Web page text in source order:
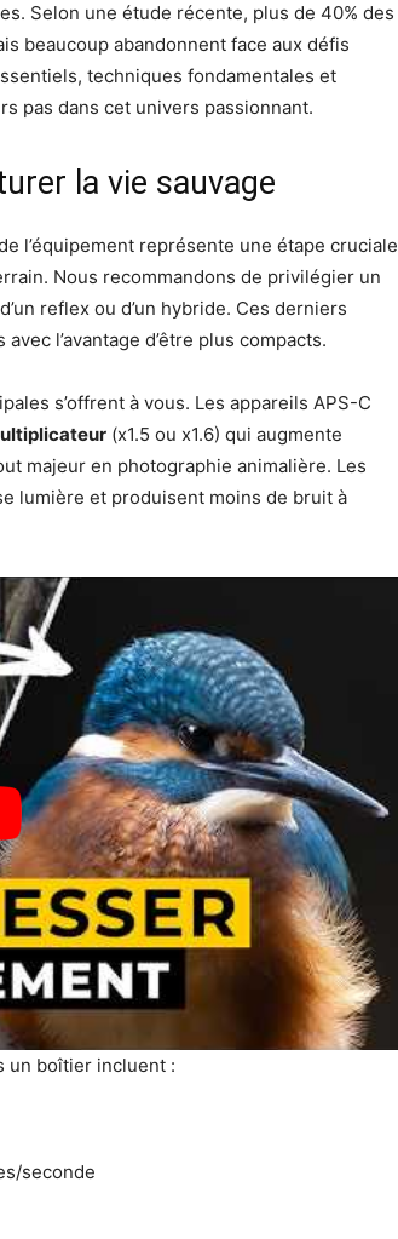
Selon une étude récente, plus de 40% des
beaucoup abandonnent face aux défis
techniques fondamentales et
pas dans cet univers passionnant.
la vie sauvage
l’équipement représente une étape cruciale
Nous recommandons de privilégier un
reflex ou d’un hybride. Ces derniers
l’avantage d’être plus compacts.
s’offrent à vous. Les appareils APS-C
(x1.5 ou x1.6) qui augmente
majeur en photographie animalière. Les
lumière et produisent moins de bruit à
un boîtier incluent :
seconde